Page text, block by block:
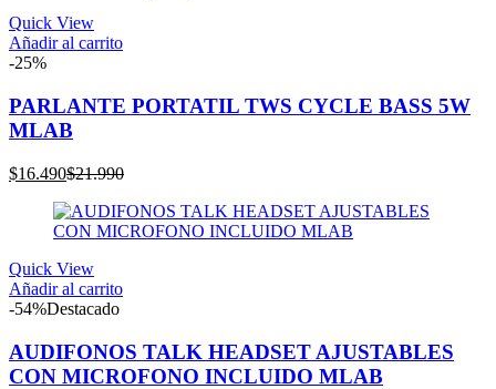
Quick View
Añadir al carrito
-25%
PARLANTE PORTATIL TWS CYCLE BASS 5W
MLAB
$16.490El
actual
es:
$21.990El
original
era:
Quick View
Añadir al carrito
-54%Destacado
AUDIFONOS TALK HEADSET AJUSTABLES
CON MICROFONO INCLUIDO MLAB